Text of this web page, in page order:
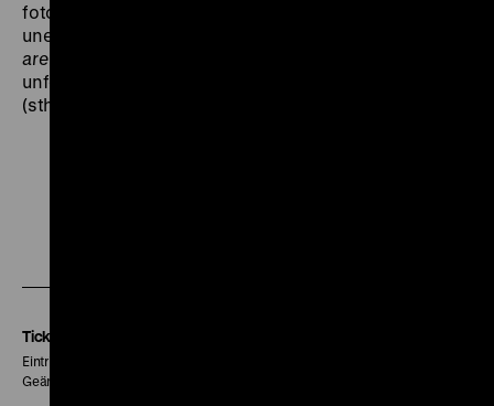
fotografierenden Winogrand umfasst 10.000 (!)
unentwickelte Filmrollen.
are Photographable
unformatierte, epochale Erbe erstmals für das Kino.
(sth)
Tickets
Eintritt 5 €
Geänderte Preise sind im Programm vermerkt.